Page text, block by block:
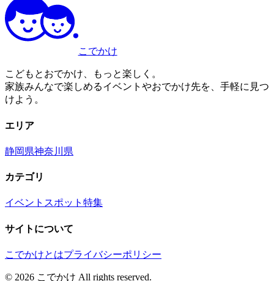
こでかけ
こどもとおでかけ、もっと楽しく。
家族みんなで楽しめるイベントやおでかけ先を、手軽に見つ
けよう。
エリア
静岡県神奈川県
カテゴリ
イベント スポット 特集
サイトについて
こでかけとはプライバシーポリシー
© 2026 こでかけ All rights reserved.